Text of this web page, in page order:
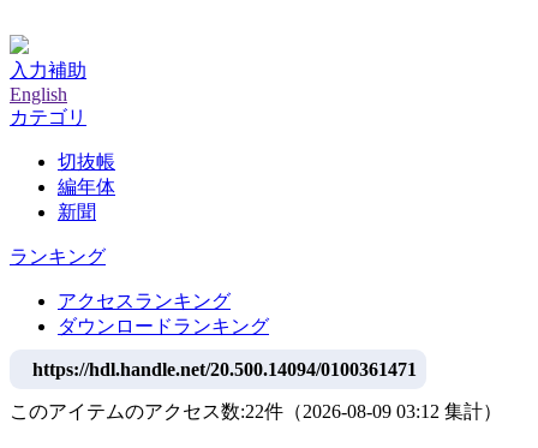
入力補助
English
カテゴリ
切抜帳
編年体
新聞
ランキング
アクセスランキング
ダウンロードランキング
https://hdl.handle.net/20.500.14094/0100361471
このアイテムのアクセス数:22件 （2026-08-09 03:12 集計）